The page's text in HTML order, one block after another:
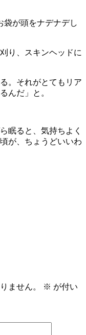
袋が頭をナデナデし
り、スキンヘッドに
。それがとてもリア
んだ」と。
眠ると、気持ちよく
が、ちょうどいいわ
ません。 ※ が付い